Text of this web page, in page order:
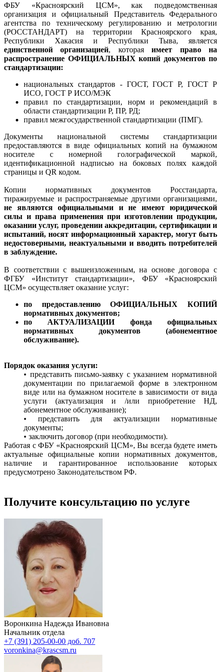
ФБУ «Красноярский ЦСМ», как подведомственная
организация и официальный Представитель Федерального
агентства по техническому регулированию и метрологии
(РОССТАНДАРТ) на территории Красноярского края,
Республики Хакасия и Республики Тыва, является
единственной организацией, котораяимеет право на
распространение ОФИЦИАЛЬНЫХ копий документов по
стандартизации:
национальных стандартов - ГОСТ, ГОСТ Р, ГОСТ Р
ИСО, ГОСТ Р ИСО/МЭК
правил по стандартизации, норм и рекомендаций в
области стандартизации Р, ПР, РД;
правил межгосударственной стандартизации (ПМГ).
Документы национальной системы стандартизации
предоставляются в виде официальных копий на бумажном
носителе с номерной голографической маркой,
идентификационной надписью на боковых полях каждой
страницы и QR кодом.
Копии нормативных документов Росстандарта,
тиражируемые и распространяемые другими организациями,
не являются официальными и не имеют юридической
силы и права применения при изготовлении продукции,
оказании услуг, проведении аккредитации, сертификации и
испытаний, носят информационный характер, могут быть
недостоверными, неактуальными и вводить потребителей
в заблуждение.
В соответствии с вышеизложенным, на основе договора с
ФГБУ «Институт стандартизации», ФБУ «Красноярский
ЦСМ» осуществляет оказание услуг:
по предоставлению ОФИЦИАЛЬНЫХ КОПИЙ
нормативных документов;
по АКТУАЛИЗАЦИИ фонда официальных
нормативных документов (абонементное
обслуживание).
Порядок оказания услуги:
• представить письмо-заявку с указанием нормативной
документации по прилагаемой форме в электронном
виде или на бумажном носителе в зависимости от вида
услуги (актуализация и /или приобретение НД,
абонементное обслуживание);
• представить для актуализации нормативные
документы;
• заключить договор (при необходимости).
Работая с ФБУ «Красноярский ЦСМ», Вы всегда будете иметь
актуальные официальные копии нормативных документов,
наличие и гарантированное использование которых
предусмотрено Законодательством РФ.
Получите консультацию по услуге
Воронкина Надежда Ивановна
Начальник отдела
+7 (391) 205-00-00 доб. 707
voronkina@krascsm.ru